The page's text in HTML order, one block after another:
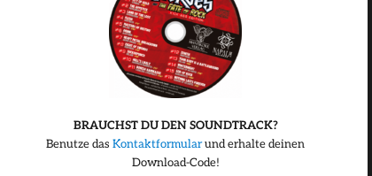
BRAUCHST DU DEN SOUNDTRACK?
Benutze das Kontaktformularund erhalte deinen
Download-Code!